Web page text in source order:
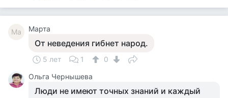
Ма Марта
От неведения гибнет народ.
5 лет 1
0
Ольга Чернышева
Люди не имеют точных знаний и каждый